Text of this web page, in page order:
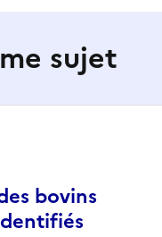
sujet
bovins